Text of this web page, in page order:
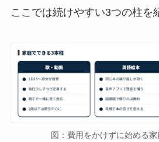
ここでは続けやすい3つの柱を
図：費用をかけずに始める